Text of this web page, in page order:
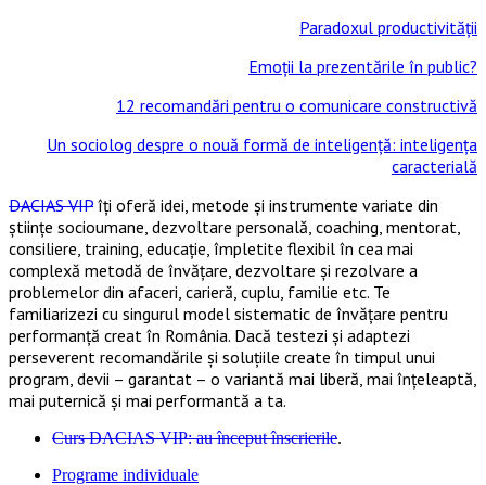
Paradoxul productivității
Emoții la prezentările în public?
12 recomandări pentru o comunicare constructivă
Un sociolog despre o nouă formă de inteligenţă: inteligenţa
caracterială
DACIAS VIP îți oferă idei, metode și instrumente variate din
științe socioumane, dezvoltare personală, coaching, mentorat,
consiliere, training, educație, împletite flexibil în cea mai
complexă metodă de învățare, dezvoltare și rezolvare a
problemelor din afaceri, carieră, cuplu, familie etc. Te
familiarizezi cu singurul model sistematic de învățare pentru
performanță creat în România. Dacă testezi și adaptezi
perseverent recomandările și soluțiile create în timpul unui
program, devii – garantat – o variantă mai liberă, mai înțeleaptă,
mai puternică și mai performantă a ta.
Curs DACIAS VIP: au început înscrierile.
Programe individuale